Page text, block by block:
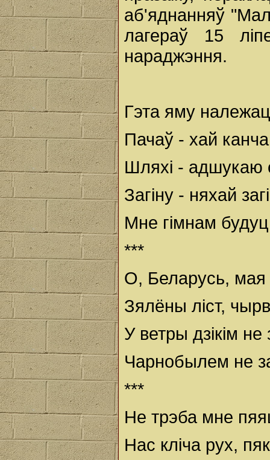
аб'яднанняў
лагераў 15
нараджэння.
Гэта яму
Пачаў - хай
Шляхі - адшукаю
Загіну - няхай
Мне гімнам
***
О, Беларусь,
Зялёны ліст,
У ветры дзікім не
Чарнобылем не
***
Не трэба мне
Нас кліча рух,